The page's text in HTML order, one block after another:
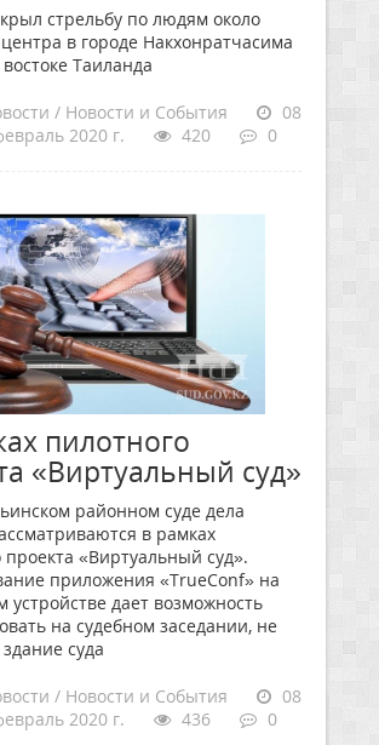
стрельбу по людям около
центра в городе Накхонратчасима
Таиланда
/ Новости и События
08
2020 г.
420 0
пилотного
«Виртуальный суд»
районном суде дела
в рамках
проекта «Виртуальный суд».
приложения «TrueConf» на
устройстве дает возможность
на судебном заседании, не
суда
/ Новости и События
08
2020 г.
436 0